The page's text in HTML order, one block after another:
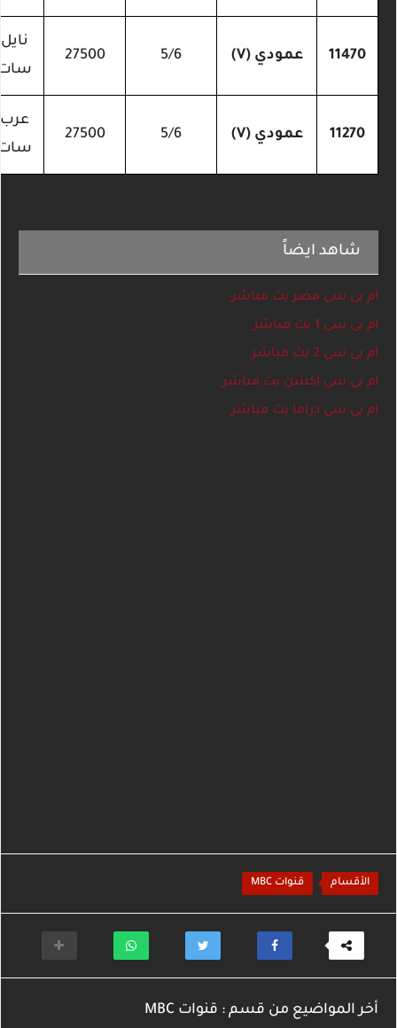
11470 عمودي (V) 5/6
27500
نايل
11270 عمودي (V) 5/6
27500
عرب
شاهد ايضاً
ام بى سى مصر بث مباشر
ام بى سى 1 بث مباشر
ام بى سى 2 بث مباشر
ام بى سى اكشن بث مباشر
ام بى سى دراما بث مباشر
الأقسام قنوات MBC
أخر المواضيع من قسم : قنوات MBC